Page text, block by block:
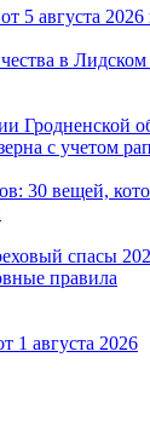
5 августа 2026
в
Гродненской
с учетом
30 вещей,
спасы
правила
1 августа 2026